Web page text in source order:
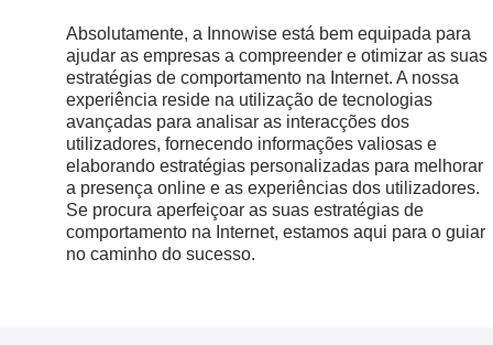
Absolutamente, a Innowise está bem equipada para
ajudar as empresas a compreender e otimizar as suas
estratégias de comportamento na Internet. A nossa
experiência reside na utilização de tecnologias
avançadas para analisar as interacções dos
utilizadores, fornecendo informações valiosas e
elaborando estratégias personalizadas para melhorar
a presença online e as experiências dos utilizadores.
Se procura aperfeiçoar as suas estratégias de
comportamento na Internet, estamos aqui para o guiar
no caminho do sucesso.